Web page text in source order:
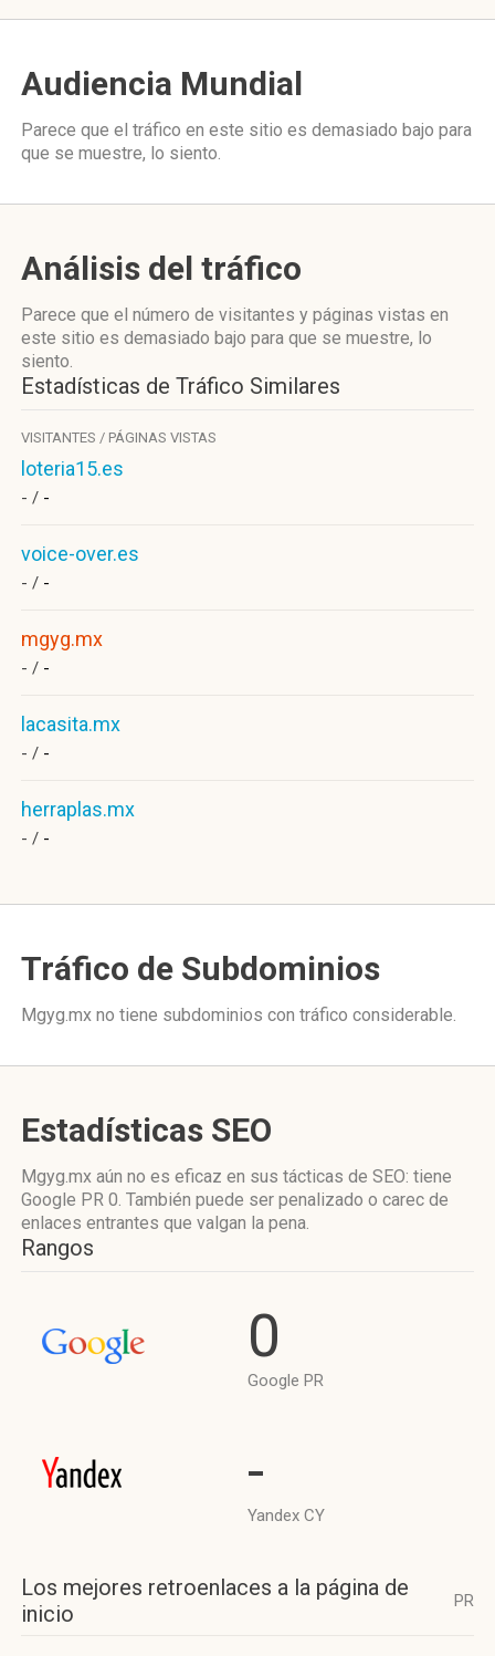
Audiencia Mundial
Parece que el tráfico en este sitio es demasiado bajo para
que se muestre, lo siento.
Análisis del tráfico
Parece que el número de visitantes y páginas vistas en
este sitio es demasiado bajo para que se muestre, lo
siento.
Estadísticas de Tráfico Similares
VISITANTES / PÁGINAS VISTAS
loteria15.es
- / -
voice-over.es
- / -
mgyg.mx
- / -
lacasita.mx
- / -
herraplas.mx
- / -
Tráfico de Subdominios
Mgyg.mx no tiene subdominios con tráfico considerable.
Estadísticas SEO
Mgyg.mx aún no es eficaz en sus tácticas de SEO: tiene
Google PR 0. También puede ser penalizado o carec de
enlaces entrantes que valgan la pena.
Rangos
0
Google PR
-
Yandex CY
Los mejores retroenlaces a la página de
inicio
PR